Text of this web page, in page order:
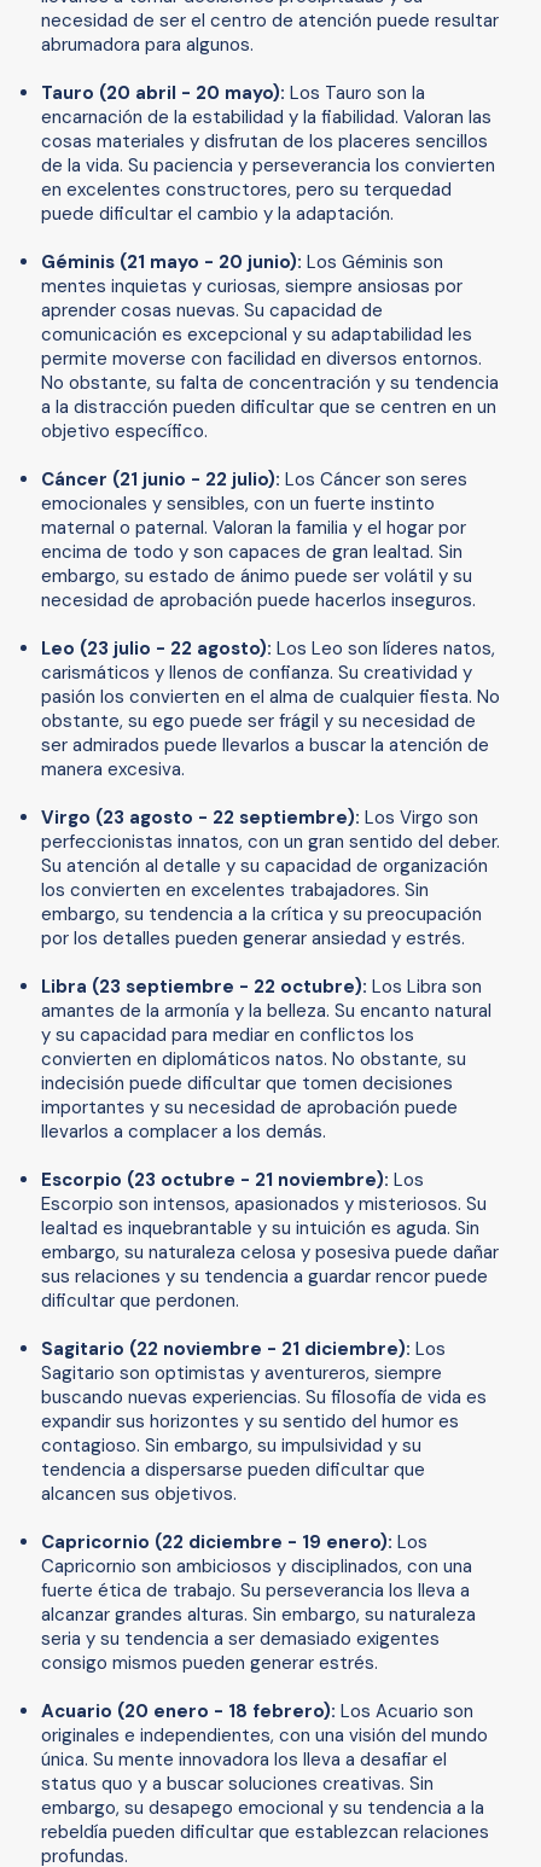
necesidad de ser el centro de atención puede resultar
abrumadora para algunos.
Tauro (20 abril - 20 mayo): Los Tauro son la
encarnación de la estabilidad y la fiabilidad. Valoran las
cosas materiales y disfrutan de los placeres sencillos
de la vida. Su paciencia y perseverancia los convierten
en excelentes constructores, pero su terquedad
puede dificultar el cambio y la adaptación.
Géminis (21 mayo - 20 junio): Los Géminis son
mentes inquietas y curiosas, siempre ansiosas por
aprender cosas nuevas. Su capacidad de
comunicación es excepcional y su adaptabilidad les
permite moverse con facilidad en diversos entornos.
No obstante, su falta de concentración y su tendencia
a la distracción pueden dificultar que se centren en un
objetivo específico.
Cáncer (21 junio - 22 julio): Los Cáncer son seres
emocionales y sensibles, con un fuerte instinto
maternal o paternal. Valoran la familia y el hogar por
encima de todo y son capaces de gran lealtad. Sin
embargo, su estado de ánimo puede ser volátil y su
necesidad de aprobación puede hacerlos inseguros.
Leo (23 julio - 22 agosto): Los Leo son líderes natos,
carismáticos y llenos de confianza. Su creatividad y
pasión los convierten en el alma de cualquier fiesta. No
obstante, su ego puede ser frágil y su necesidad de
ser admirados puede llevarlos a buscar la atención de
manera excesiva.
Virgo (23 agosto - 22 septiembre): Los Virgo son
perfeccionistas innatos, con un gran sentido del deber.
Su atención al detalle y su capacidad de organización
los convierten en excelentes trabajadores. Sin
embargo, su tendencia a la crítica y su preocupación
por los detalles pueden generar ansiedad y estrés.
Libra (23 septiembre - 22 octubre): Los Libra son
amantes de la armonía y la belleza. Su encanto natural
y su capacidad para mediar en conflictos los
convierten en diplomáticos natos. No obstante, su
indecisión puede dificultar que tomen decisiones
importantes y su necesidad de aprobación puede
llevarlos a complacer a los demás.
Escorpio (23 octubre - 21 noviembre): Los
Escorpio son intensos, apasionados y misteriosos. Su
lealtad es inquebrantable y su intuición es aguda. Sin
embargo, su naturaleza celosa y posesiva puede dañar
sus relaciones y su tendencia a guardar rencor puede
dificultar que perdonen.
Sagitario (22 noviembre - 21 diciembre): Los
Sagitario son optimistas y aventureros, siempre
buscando nuevas experiencias. Su filosofía de vida es
expandir sus horizontes y su sentido del humor es
contagioso. Sin embargo, su impulsividad y su
tendencia a dispersarse pueden dificultar que
alcancen sus objetivos.
Capricornio (22 diciembre - 19 enero): Los
Capricornio son ambiciosos y disciplinados, con una
fuerte ética de trabajo. Su perseverancia los lleva a
alcanzar grandes alturas. Sin embargo, su naturaleza
seria y su tendencia a ser demasiado exigentes
consigo mismos pueden generar estrés.
Acuario (20 enero - 18 febrero): Los Acuario son
originales e independientes, con una visión del mundo
única. Su mente innovadora los lleva a desafiar el
status quo y a buscar soluciones creativas. Sin
embargo, su desapego emocional y su tendencia a la
rebeldía pueden dificultar que establezcan relaciones
profundas.